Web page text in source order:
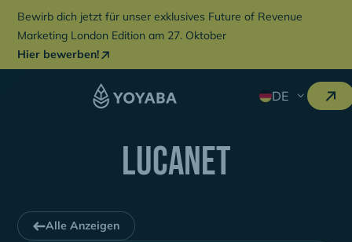
Bewirb dich jetzt für unser exklusives Future of Revenue
Marketing London Edition am 27. Oktober
Hier bewerben!
DE
LucaNet
Alle Anzeigen